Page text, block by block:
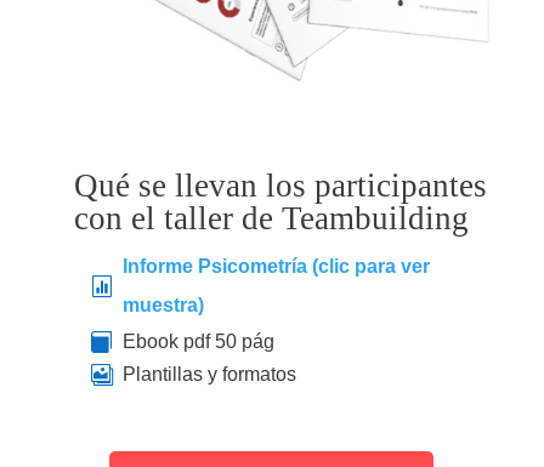
Qué se llevan los participantes
con el taller de Teambuilding

Informe Psicometría (clic para ver
muestra)
 Ebook pdf 50 pág
 Plantillas y formatos